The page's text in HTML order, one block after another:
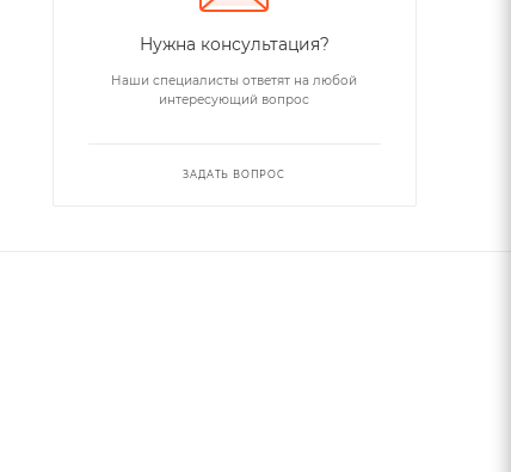
Нужна консультация?
Наши специалисты ответят на любой
интересующий вопрос
ЗАДАТЬ ВОПРОС